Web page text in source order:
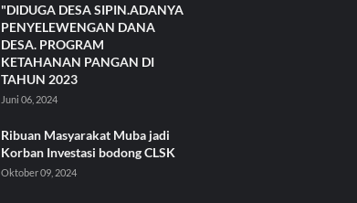
"DIDUGA DESA SIPIN.ADANYA
PENYELEWENGAN DANA
DESA. PROGRAM
KETAHANAN PANGAN DI
TAHUN 2023
Juni 06, 2024
Ribuan Masyarakat Muba jadi
Korban Investasi bodong CLSK
Oktober 09, 2024